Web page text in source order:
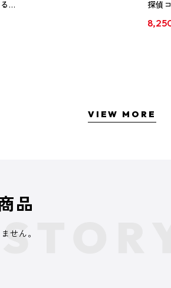
み
探偵
クリ
VIEW MORE
品
せん。